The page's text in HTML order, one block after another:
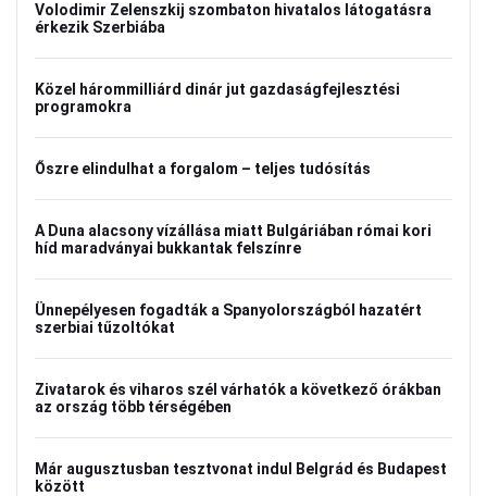
Volodimir Zelenszkij szombaton hivatalos látogatásra
érkezik Szerbiába
Közel hárommilliárd dinár jut gazdaságfejlesztési
programokra
Őszre elindulhat a forgalom – teljes tudósítás
A Duna alacsony vízállása miatt Bulgáriában római kori
híd maradványai bukkantak felszínre
Ünnepélyesen fogadták a Spanyolországból hazatért
szerbiai tűzoltókat
Zivatarok és viharos szél várhatók a következő órákban
az ország több térségében
Már augusztusban tesztvonat indul Belgrád és Budapest
között